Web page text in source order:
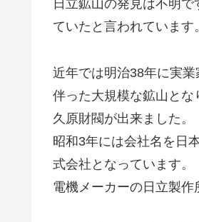
日立鉱山の発見は不明
ていたと言われています
近年では明治38年に実
伴った大規模な鉱山と
久原財閥が出来ました。
昭和3年には会社名を日
式会社となっています。
電機メーカーの日立製作